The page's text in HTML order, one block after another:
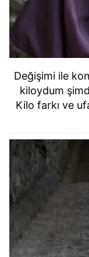
Değişimi ile
kiloydum
Kilo farkı ve